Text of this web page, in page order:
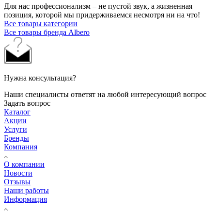
Для нас профессионализм – не пустой звук, а жизненная
позиция, которой мы придерживаемся несмотря ни на что!
Все товары категории
Все товары бренда Albero
Нужна консультация?
Наши специалисты ответят на любой интересующий вопрос
Задать вопрос
Каталог
Акции
Услуги
Бренды
Компания
О компании
Новости
Отзывы
Наши работы
Информация